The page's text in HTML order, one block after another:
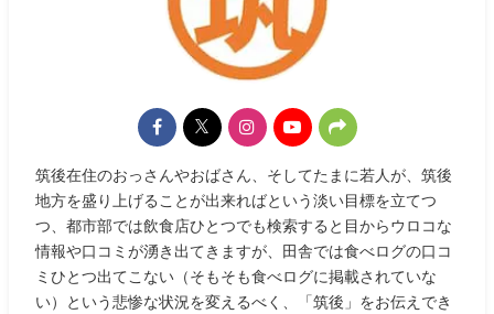
筑後在住のおっさんやおばさん、そしてたまに若人が、筑後
地方を盛り上げることが出来ればという淡い目標を立てつ
つ、都市部では飲食店ひとつでも検索すると目からウロコな
情報や口コミが湧き出てきますが、田舎では食べログの口コ
ミひとつ出てこない（そもそも食べログに掲載されていな
い）という悲惨な状況を変えるべく、「筑後」をお伝えでき